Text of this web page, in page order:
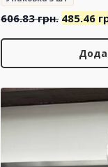
606.83грн.
606.83
485.46